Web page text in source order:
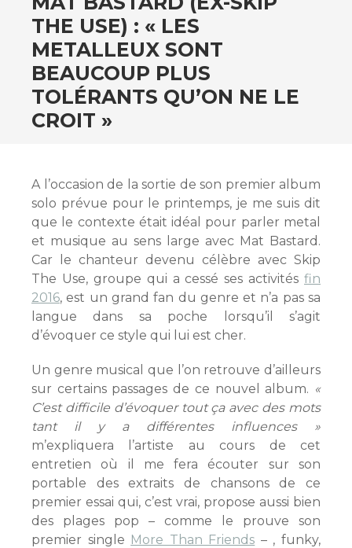
THE USE) : « LES
METALLEUX SONT
BEAUCOUP PLUS
TOLÉRANTS QU’ON NE LE
CROIT »
A l’occasion de la sortie de son premier album
solo prévue pour le printemps, je me suis dit
que le contexte était idéal pour parler metal
et musique au sens large avec Mat Bastard.
Car le chanteur devenu célèbre avec Skip
The Use, groupe qui a cessé ses activités fin
2016, est un grand fan du genre et n’a pas sa
langue dans sa poche lorsqu’il s’agit
d’évoquer ce style qui lui est cher.
Un genre musical que l’on retrouve d’ailleurs
sur certains passages de ce nouvel album. «
C’est difficile d’évoquer tout ça avec des mots
tant il y a différentes influences »
m’expliquera l’artiste au cours de cet
entretien où il me fera écouter sur son
portable des extraits de chansons de ce
premier essai qui, c’est vrai, propose aussi bien
des plages pop – comme le prouve son
premier single More Than Friends – , funky,